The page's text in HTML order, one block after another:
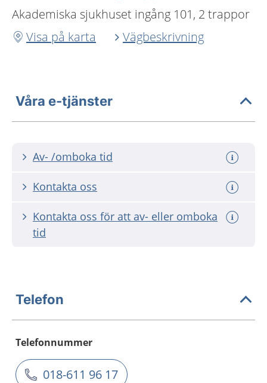
Akademiska sjukhuset ingång 101, 2 trappor
Visa på karta
Vägbeskrivning
Våra e-tjänster
Av- /omboka tid
Kontakta oss
Kontakta oss för att av- eller omboka
tid
Telefon
Telefonnummer
018-611 96 17